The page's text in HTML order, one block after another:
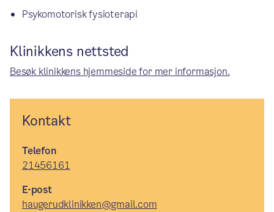
Psykomotorisk fysioterapi
Klinikkens nettsted
Besøk klinikkens hjemmeside for mer informasjon.
Kontakt
Telefon
21456161
E-post
haugerudklinikken@gmail.com